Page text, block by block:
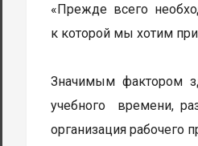
«Прежде всего
к которой мы хотим
Значимым фактором
учебного времени,
организация рабочего